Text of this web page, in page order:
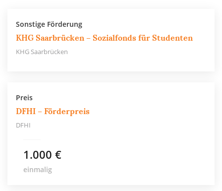
Sonstige Förderung
KHG Saarbrücken – Sozialfonds für Studenten
KHG Saarbrücken
Preis
DFHI – Förderpreis
DFHI
1.000 €
einmalig